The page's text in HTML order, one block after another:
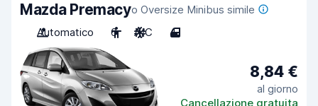
Mazda Premacyo Oversize Minibus simile
Automatico
6 A/C 4
8,84 €
al giorno
Cancellazione gratuita